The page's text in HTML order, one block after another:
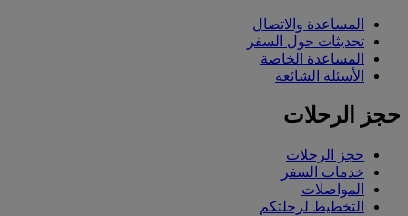
المساعدة والاتصال
تحديثات حول السفر
المساعدة الخاصة
الأسئلة الشائعة
حجز الرحلات
حجز الرحلات
خدمات السفر
المواصلات
التخطيط لرحلتكم